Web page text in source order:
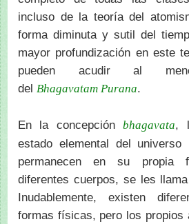
incluso de la teoría del
forma diminuta y sutil del
mayor profundización en este
pueden acudir al
del Bhagavatam Purana.
En la concepciónbhagavata,
estado elemental del universo
permanecen en su propia
diferentes cuerpos, se les
Inudablemente, existen
formas físicas, pero los propios